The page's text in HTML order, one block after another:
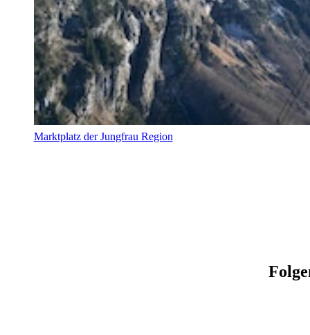
Marktplatz der Jungfrau Region